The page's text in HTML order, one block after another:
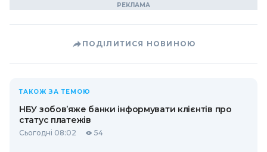
ПОДІЛИТИСЯ НОВИНОЮ
ТАКОЖ ЗА ТЕМОЮ
НБУ зобов’яже банки інформувати клієнтів про
статус платежів
Сьогодні 08:02 54